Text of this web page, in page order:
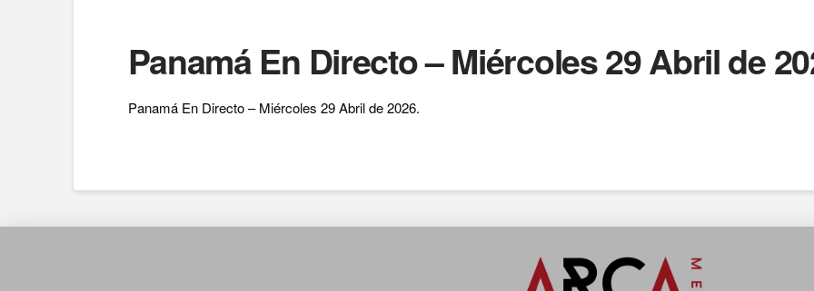
Panamá En Directo – Miércoles 29 Abril de
Panamá En Directo – Miércoles 29 Abril de 2026.